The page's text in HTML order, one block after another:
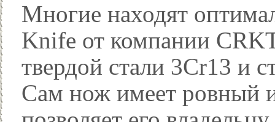
Многие находят
Knife от компании
твердой стали 3Cr13 и
Сам нож имеет ровный